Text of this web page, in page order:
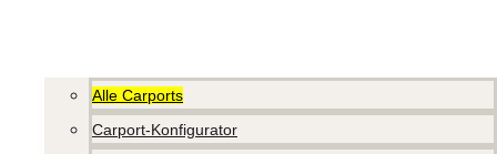
Alle Carports
Carport-Konfigurator